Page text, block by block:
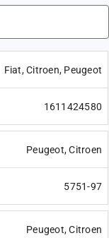
Fiat, Citroen, Peugeot
1611424580
Peugeot, Citroen
5751-97
Peugeot, Citroen